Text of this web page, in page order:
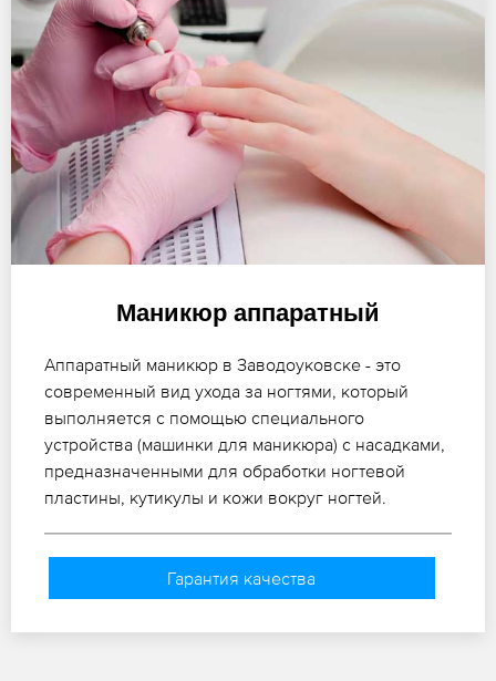
Маникюр аппаратный
Аппаратный маникюр в Заводоуковске - это
современный вид ухода за ногтями, который
выполняется с помощью специального
устройства (машинки для маникюра) с насадками,
предназначенными для обработки ногтевой
пластины, кутикулы и кожи вокруг ногтей.
Гарантия качества